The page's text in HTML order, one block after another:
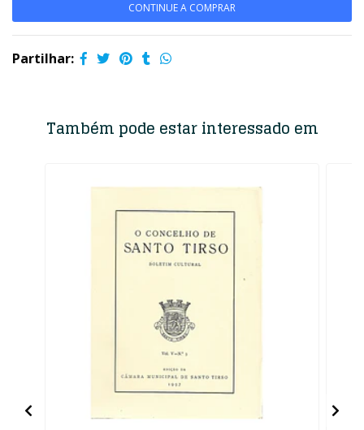
CONTINUE A COMPRAR
Partilhar:
Também pode estar interessado em